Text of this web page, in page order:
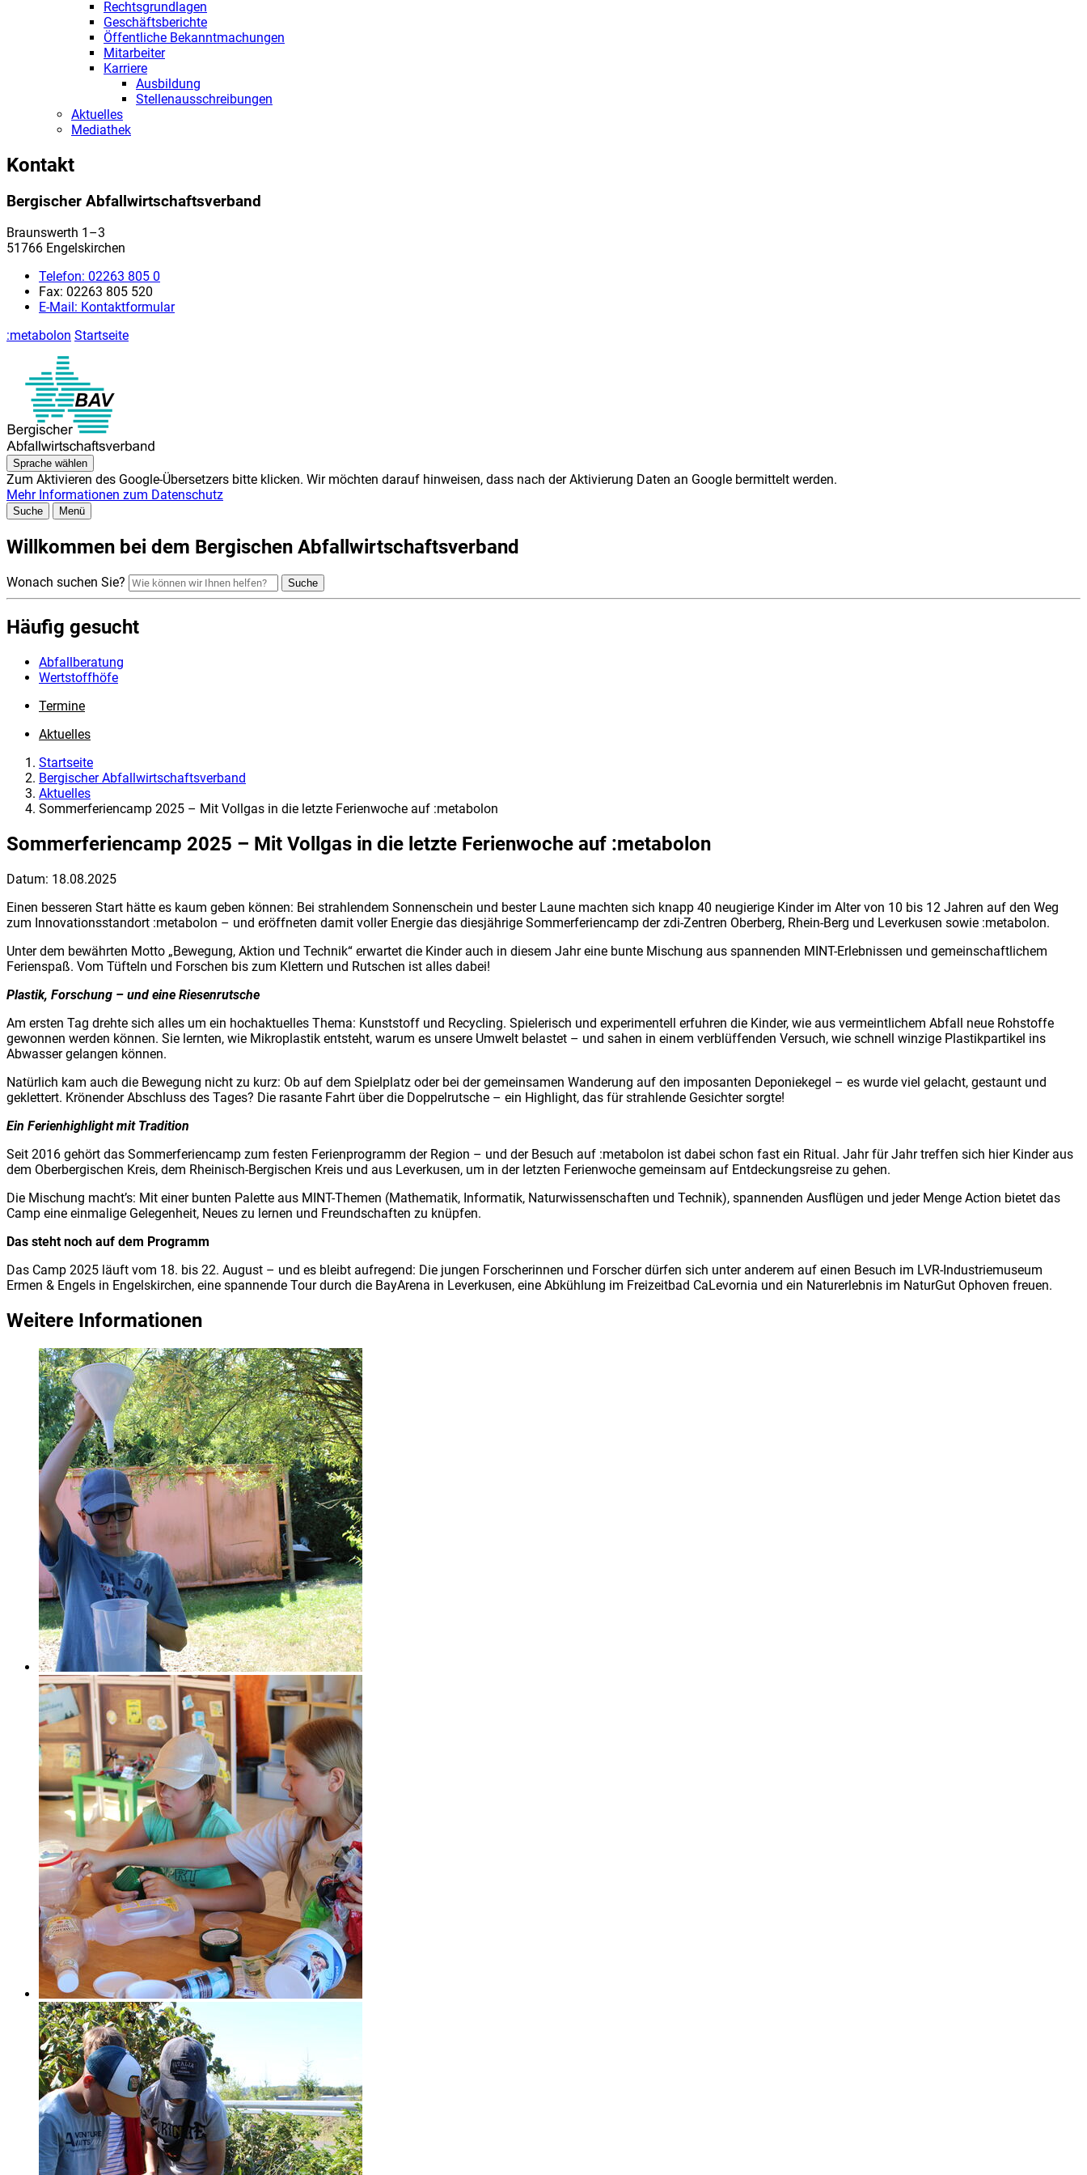
Rechtsgrundlagen
Geschäftsberichte
Öffentliche Bekanntmachungen
Mitarbeiter
Karriere
Ausbildung
Stellenausschreibungen
Aktuelles
Mediathek
Kontakt
Bergischer Abfallwirtschaftsverband
Braunswerth 1–3
51766 Engelskirchen
Telefon: 02263 805 0
Fax: 02263 805 520
E-Mail: Kontaktformular
:metabolon Startseite
Sprache wählen
Zum Aktivieren des Google-Übersetzers bitte klicken. Wir möchten darauf hinweisen, dass nach der Aktivierung Daten an Google bermittelt werden.
Mehr Informationen zum Datenschutz
Suche Menü
Willkommen bei dem Bergischen Abfallwirtschaftsverband
Wonach suchen Sie? Suche
Häufig gesucht
Abfallberatung
Wertstoffhöfe
Termine
Aktuelles
Startseite
Bergischer Abfallwirtschaftsverband
Aktuelles
Sommerferiencamp 2025 – Mit Vollgas in die letzte Ferienwoche auf :metabolon
Sommerferiencamp 2025 – Mit Vollgas in die letzte Ferienwoche auf :metabolon
Datum: 18.08.2025
Einen besseren Start hätte es kaum geben können: Bei strahlendem Sonnenschein und bester Laune machten sich knapp 40 neugierige Kinder im Alter von 10 bis 12 Jahren auf den Weg
zum Innovationsstandort :metabolon – und eröffneten damit voller Energie das diesjährige Sommerferiencamp der zdi-Zentren Oberberg, Rhein-Berg und Leverkusen sowie :metabolon.
Unter dem bewährten Motto „Bewegung, Aktion und Technik“ erwartet die Kinder auch in diesem Jahr eine bunte Mischung aus spannenden MINT-Erlebnissen und gemeinschaftlichem
Ferienspaß. Vom Tüfteln und Forschen bis zum Klettern und Rutschen ist alles dabei!
Plastik, Forschung – und eine Riesenrutsche
Am ersten Tag drehte sich alles um ein hochaktuelles Thema: Kunststoff und Recycling. Spielerisch und experimentell erfuhren die Kinder, wie aus vermeintlichem Abfall neue Rohstoffe
gewonnen werden können. Sie lernten, wie Mikroplastik entsteht, warum es unsere Umwelt belastet – und sahen in einem verblüffenden Versuch, wie schnell winzige Plastikpartikel ins
Abwasser gelangen können.
Natürlich kam auch die Bewegung nicht zu kurz: Ob auf dem Spielplatz oder bei der gemeinsamen Wanderung auf den imposanten Deponiekegel – es wurde viel gelacht, gestaunt und
geklettert. Krönender Abschluss des Tages? Die rasante Fahrt über die Doppelrutsche – ein Highlight, das für strahlende Gesichter sorgte!
Ein Ferienhighlight mit Tradition
Seit 2016 gehört das Sommerferiencamp zum festen Ferienprogramm der Region – und der Besuch auf :metabolon ist dabei schon fast ein Ritual. Jahr für Jahr treffen sich hier Kinder aus
dem Oberbergischen Kreis, dem Rheinisch-Bergischen Kreis und aus Leverkusen, um in der letzten Ferienwoche gemeinsam auf Entdeckungsreise zu gehen.
Die Mischung macht’s: Mit einer bunten Palette aus MINT-Themen (Mathematik, Informatik, Naturwissenschaften und Technik), spannenden Ausflügen und jeder Menge Action bietet das
Camp eine einmalige Gelegenheit, Neues zu lernen und Freundschaften zu knüpfen.
Das steht noch auf dem Programm
Das Camp 2025 läuft vom 18. bis 22. August – und es bleibt aufregend: Die jungen Forscherinnen und Forscher dürfen sich unter anderem auf einen Besuch im LVR-Industriemuseum
Ermen & Engels in Engelskirchen, eine spannende Tour durch die BayArena in Leverkusen, eine Abkühlung im Freizeitbad CaLevornia und ein Naturerlebnis im NaturGut Ophoven freuen.
Weitere Informationen